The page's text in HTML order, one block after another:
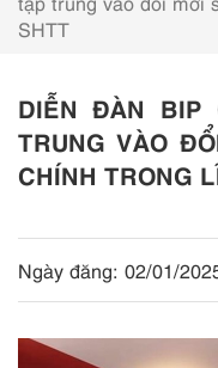
SHTT
DIỄN ĐÀN BIP
TRUNG VÀO
CHÍNH TRONG
Ngày đăng: 02/01/